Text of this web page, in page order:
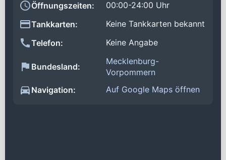
Öffnungszeiten:
00:00-24:00 Uhr
Tankkarten:
Keine Tankkarten bekannt
Telefon:
Keine Angabe
Bundesland:
Mecklenburg-
Vorpommern
Navigation:
Auf Google Maps öffnen